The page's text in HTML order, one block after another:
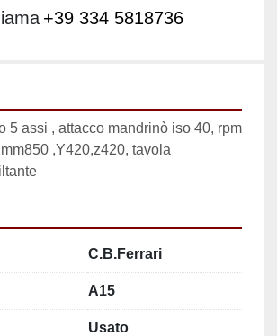
+39 334 5818736
5 assi , attacco mandrinò iso 40, rpm
,Y420,z420, tavola
C.B.Ferrari
A15
Usato